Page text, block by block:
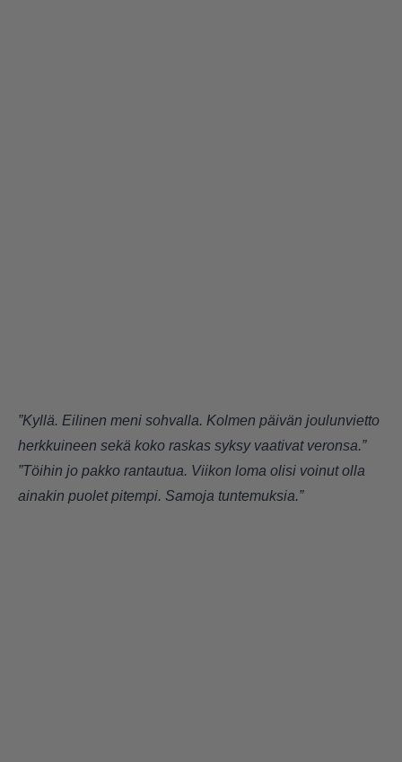
”Kyllä. Eilinen meni sohvalla. Kolmen päivän joulunvietto
herkkuineen sekä koko raskas syksy vaativat veronsa.”
”Töihin jo pakko rantautua. Viikon loma olisi voinut olla
ainakin puolet pitempi. Samoja tuntemuksia.”